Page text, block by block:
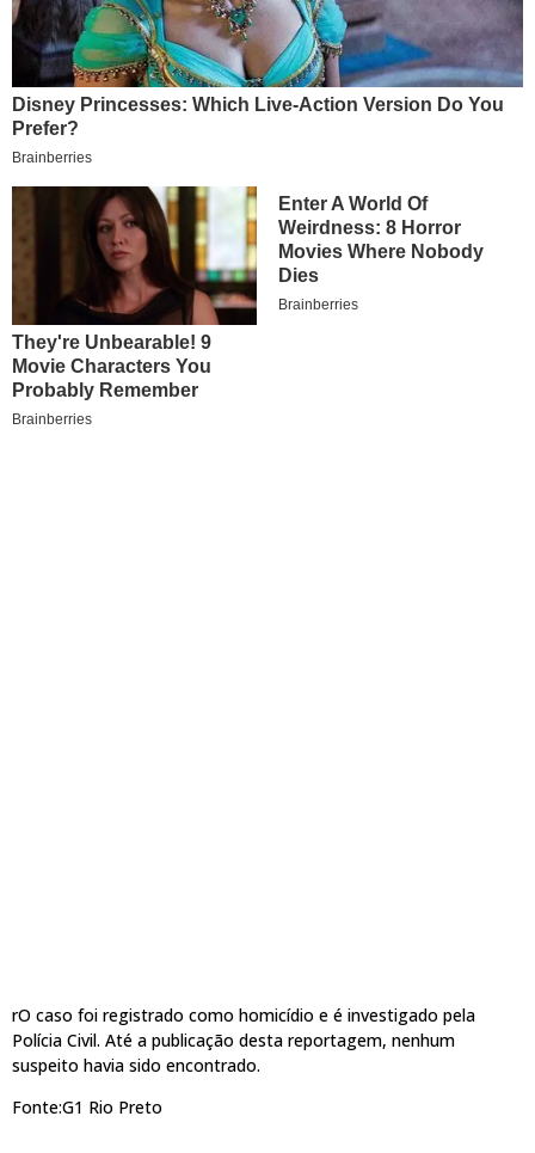
rO caso foi registrado como homicídio e é investigado pela
Polícia Civil. Até a publicação desta reportagem, nenhum
suspeito havia sido encontrado.
Fonte:G1 Rio Preto